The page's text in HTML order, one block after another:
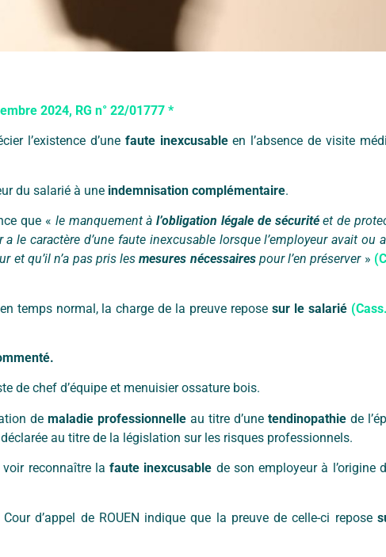
2024, RG n° 22/01777 *
l’existence d’une faute inexcusableen l’absence de visite
du salarié à une indemnisation complémentaire.
que « le manquement àl’obligation légale de sécuritéet de
le caractère d’une faute inexcusable lorsque l’employeur avait ou
et qu’il n’a pas pris lesmesures nécessaires pour l’en préserver»
temps normal, la charge de la preuve reposesur le salarié
de chef d’équipe et menuisier ossature bois.
demaladie professionnelle au titre d’unetendinopathiede
au titre de la législation sur les risques professionnels.
voir reconnaître lafaute inexcusable de son employeur à l’origine
d’appel de ROUEN indique que la preuve de celle-ci repose